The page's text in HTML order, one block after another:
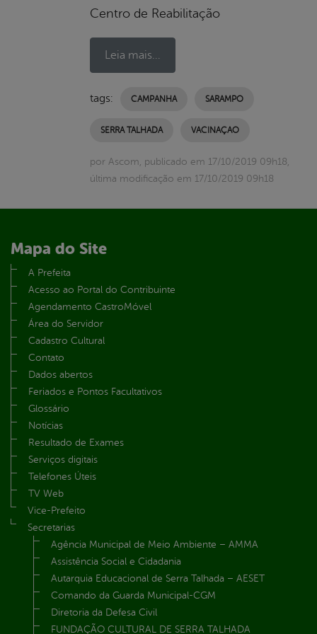
Centro de Reabilitação
Leia mais...
tags: CAMPANHA SARAMPO
SERRA TALHADA VACINAÇAO
por Ascom, publicado em 17/10/2019 09h18,
última modificação em 17/10/2019 09h18
Mapa do Site
A Prefeita
Acesso ao Portal do Contribuinte
Agendamento CastroMóvel
Área do Servidor
Cadastro Cultural
Contato
Dados abertos
Feriados e Pontos Facultativos
Glossário
Notícias
Resultado de Exames
Serviços digitais
Telefones Úteis
TV Web
Vice-Prefeito
Secretarias
Agência Municipal de Meio Ambiente – AMMA
Assistência Social e Cidadania
Autarquia Educacional de Serra Talhada – AESET
Comando da Guarda Municipal-CGM
Diretoria da Defesa Civil
FUNDAÇÃO CULTURAL DE SERRA TALHADA